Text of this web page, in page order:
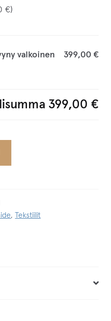
€)
valkoinen
399,00 €
399,00 €
,
Tekstiilit